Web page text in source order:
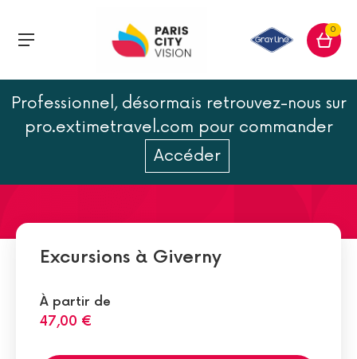
0
Professionnel, désormais retrouvez-nous sur
pro.extimetravel.com pour commander
Accéder
Musique de Chambre à
Excursions à Giverny
À partir de
47,00 €